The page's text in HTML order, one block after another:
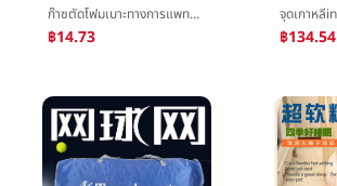
ก๊าซตัดโฟมเบาะทางการแพทย์ก๊าซç®¡ตัดå£เบาะก๊าซตัดใช้การเปิดการแต่งตัวฟองน้ำความแข็งแรงซึมซับก๊าซตัดพยาบาลนำมาใช้
฿14.73 ฿134.54